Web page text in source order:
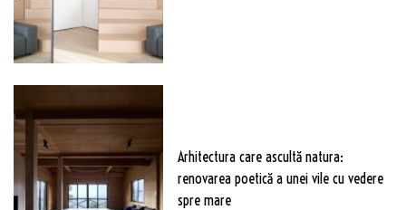
Arhitectura care ascultă natura:
renovarea poetică a unei vile cu vedere
spre mare